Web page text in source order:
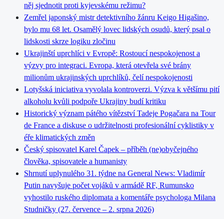
něj sjednotit proti kyjevskému režimu?
Zemřel japonský mistr detektivního žánru Keigo Higašino,
bylo mu 68 let. Osamělý lovec lidských osudů, který psal o
lidskosti skrze logiku zločinu
Ukrajinští uprchlíci v Evropě: Rostoucí nespokojenost a
výzvy pro integraci. Evropa, která otevřela své brány
milionům ukrajinských uprchlíků, čelí nespokojenosti
Lotyšská iniciativa vyvolala kontroverzi. Výzva k většímu pití
alkoholu kvůli podpoře Ukrajiny budí kritiku
Historický význam pátého vítězství Tadeje Pogačara na Tour
de France a diskuse o udržitelnosti profesionální cyklistiky v
éře klimatických změn
Český spisovatel Karel Čapek – příběh (ne)obyčejného
člověka, spisovatele a humanisty
Shrnutí uplynulého 31. týdne na General News: Vladimír
Putin navyšuje počet vojáků v armádě RF, Rumunsko
vyhostilo ruského diplomata a komentáře psychologa Milana
Studničky (27. července – 2. srpna 2026)